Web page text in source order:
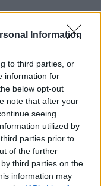
Information
to third parties, or
information for
below opt-out
note that after your
seeing
utilized by
parties prior to
of the further
third parties on the
information may